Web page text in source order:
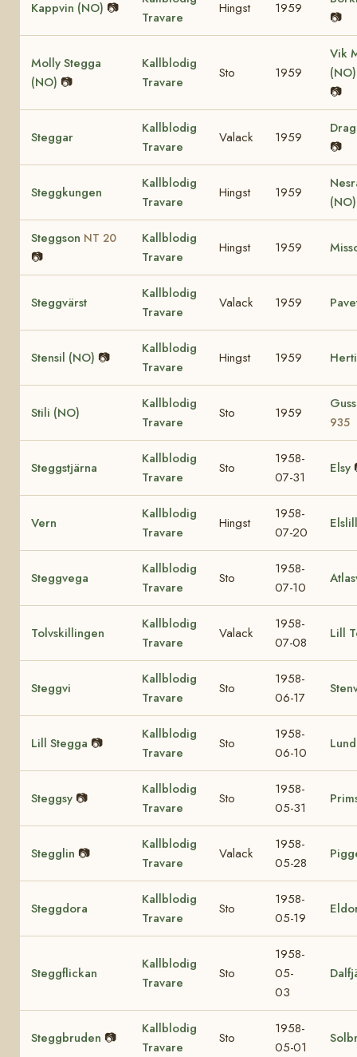
Kappvin (NO) 📷
Travare
Hingst 1959
📷
Molly Stegga
(NO) 📷
Kallblodig
Travare
Sto 1959
Vik
📷
Steggar
Kallblodig
Travare
Valack 1959
📷
Steggkungen
Kallblodig
Travare
Hingst 1959
Steggson NT 20
📷
Kallblodig
Travare
Hingst 1959
Steggvärst
Kallblodig
Travare
Valack 1959
Stensil (NO) 📷
Kallblodig
Travare
Hingst 1959
Stili (NO)
Kallblodig
Travare
Sto 1959
935
Steggstjärna
Kallblodig
Travare
Sto
1958-
07-31
Elsy
Vern
Kallblodig
Travare
Hingst
1958-
07-20
Elslill
Steggvega
Kallblodig
Travare
Sto
1958-
07-10
Tolvskillingen
Kallblodig
Travare
Valack
1958-
07-08
Lill
Steggvi
Kallblodig
Travare
Sto
1958-
06-17
Lill Stegga 📷
Kallblodig
Travare
Sto
1958-
06-10
Steggsy 📷
Kallblodig
Travare
Sto
1958-
05-31
Stegglin 📷
Kallblodig
Travare
Valack
1958-
05-28
Steggdora
Kallblodig
Travare
Sto
1958-
05-19
Steggflickan
Kallblodig
Travare
Sto
1958-
05-
03
Steggbruden 📷
Kallblodig
Travare
Sto
1958-
05-01